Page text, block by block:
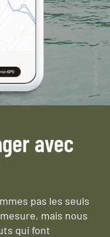
avec
pas les seuls
mais nous
qui font